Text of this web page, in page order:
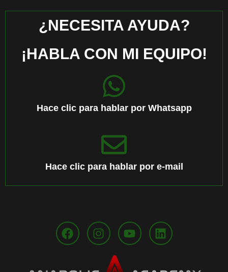
¿NECESITA AYUDA?
¡HABLA CON MI EQUIPO!
Hace clic para hablar por Whatsapp
Hace clic para hablar por e-mail